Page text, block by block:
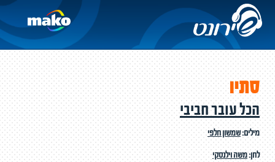
סתיו
הכל עובר חביבי
מילים:שמשון חלפי
לחן:משה וילנסקי